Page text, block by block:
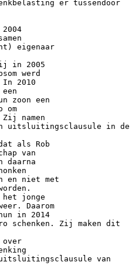
er tussendoor
eigenaar
in 2005
werd
2010
zoon een
om
namen
uitsluitingsclausule in de
als Rob
van
daarna
en niet met
het jonge
Daarom
in 2014
schenken. Zij maken dit
over
van